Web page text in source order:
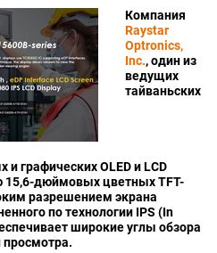
Компания
Raystar
Optronics,
Inc., один из
ведущих
тайваньских
графических OLED и LCD
15,6-дюймовых цветных TFT-
разрешением экрана
по технологии IPS (In
широкие углы обзора
просмотра.